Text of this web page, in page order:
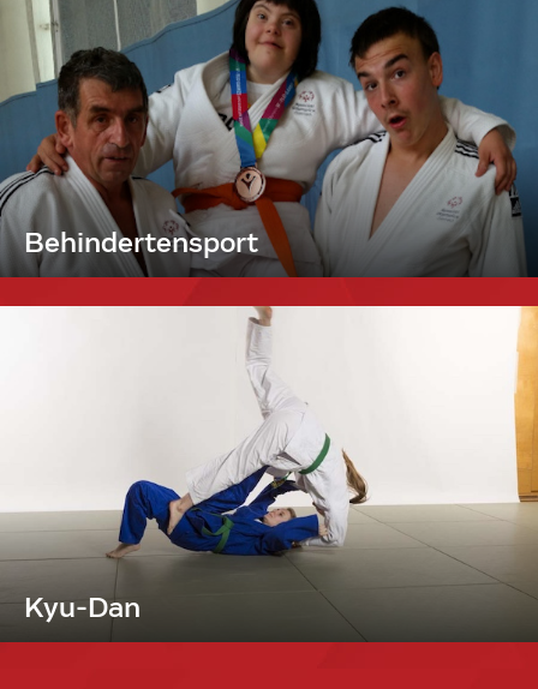
Behindertensport
Kyu-Dan